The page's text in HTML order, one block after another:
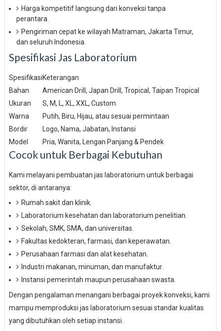
Harga kompetitif langsung dari konveksi tanpa
perantara.
Pengiriman cepat ke wilayah Matraman, Jakarta Timur,
dan seluruh Indonesia.
Spesifikasi Jas Laboratorium
SpesifikasiKeterangan
Bahan
American Drill, Japan Drill, Tropical, Taipan Tropical
Ukuran
S, M, L, XL, XXL, Custom
Warna
Putih, Biru, Hijau, atau sesuai permintaan
Bordir
Logo, Nama, Jabatan, Instansi
Model
Pria, Wanita, Lengan Panjang & Pendek
Cocok untuk Berbagai Kebutuhan
Kami melayani pembuatan jas laboratorium untuk berbagai
sektor, di antaranya:
Rumah sakit dan klinik.
Laboratorium kesehatan dan laboratorium penelitian.
Sekolah, SMK, SMA, dan universitas.
Fakultas kedokteran, farmasi, dan keperawatan.
Perusahaan farmasi dan alat kesehatan.
Industri makanan, minuman, dan manufaktur.
Instansi pemerintah maupun perusahaan swasta.
Dengan pengalaman menangani berbagai proyek konveksi, kami
mampu memproduksi jas laboratorium sesuai standar kualitas
yang dibutuhkan oleh setiap instansi.